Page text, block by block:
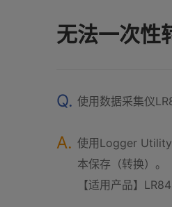
无法一次
Q. 使用数据采集仪
A. 使用Logger Utility
本保存（转换）。
【适用产品】